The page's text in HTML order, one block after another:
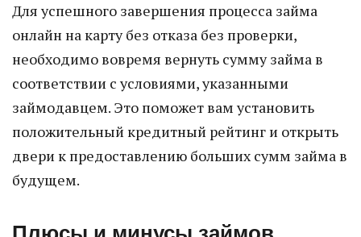
Для успешного завершения процесса займа
онлайн на карту без отказа без проверки,
необходимо вовремя вернуть сумму займа в
соответствии с условиями, указанными
займодавцем. Это поможет вам установить
положительный кредитный рейтинг и открыть
двери к предоставлению больших сумм займа в
будущем.